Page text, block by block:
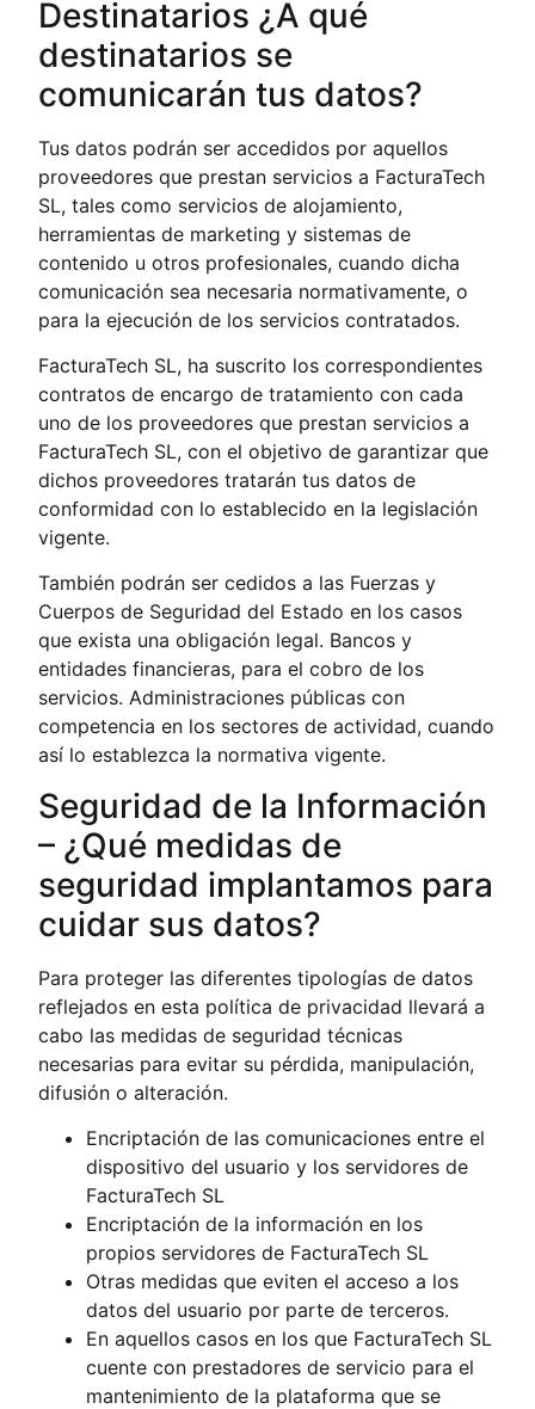
Destinatarios ¿A qué
destinatarios se
comunicarán tus datos?
Tus datos podrán ser accedidos por aquellos
proveedores que prestan servicios a FacturaTech
SL, tales como servicios de alojamiento,
herramientas de marketing y sistemas de
contenido u otros profesionales, cuando dicha
comunicación sea necesaria normativamente, o
para la ejecución de los servicios contratados.
FacturaTech SL, ha suscrito los correspondientes
contratos de encargo de tratamiento con cada
uno de los proveedores que prestan servicios a
FacturaTech SL, con el objetivo de garantizar que
dichos proveedores tratarán tus datos de
conformidad con lo establecido en la legislación
vigente.
También podrán ser cedidos a las Fuerzas y
Cuerpos de Seguridad del Estado en los casos
que exista una obligación legal. Bancos y
entidades financieras, para el cobro de los
servicios. Administraciones públicas con
competencia en los sectores de actividad, cuando
así lo establezca la normativa vigente.
Seguridad de la Información
– ¿Qué medidas de
seguridad implantamos para
cuidar sus datos?
Para proteger las diferentes tipologías de datos
reflejados en esta política de privacidad llevará a
cabo las medidas de seguridad técnicas
necesarias para evitar su pérdida, manipulación,
difusión o alteración.
Encriptación de las comunicaciones entre el
dispositivo del usuario y los servidores de
FacturaTech SL
Encriptación de la información en los
propios servidores de FacturaTech SL
Otras medidas que eviten el acceso a los
datos del usuario por parte de terceros.
En aquellos casos en los que FacturaTech SL
cuente con prestadores de servicio para el
mantenimiento de la plataforma que se